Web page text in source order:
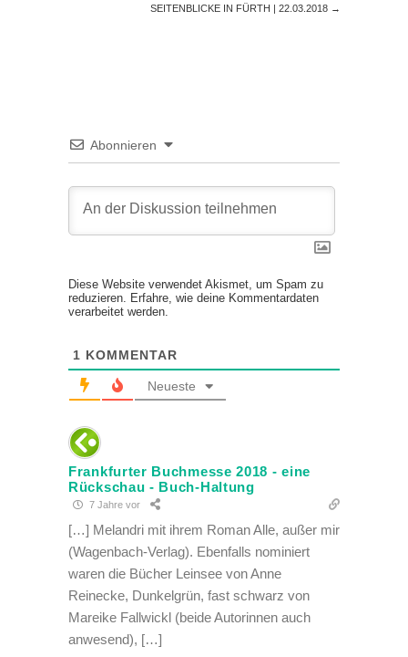
SEITENBLICKE IN FÜRTH | 22.03.2018 →
Abonnieren
Diese Website verwendet Akismet, um Spam zu
reduzieren. Erfahre, wie deine Kommentardaten
verarbeitet werden.
1 KOMMENTAR
Neueste
Frankfurter Buchmesse 2018 - eine
Rückschau - Buch-Haltung
7 Jahre vor
[…] Melandri mit ihrem Roman Alle, außer mir
(Wagenbach-Verlag). Ebenfalls nominiert
waren die Bücher Leinsee von Anne
Reinecke, Dunkelgrün, fast schwarz von
Mareike Fallwickl (beide Autorinnen auch
anwesend), […]